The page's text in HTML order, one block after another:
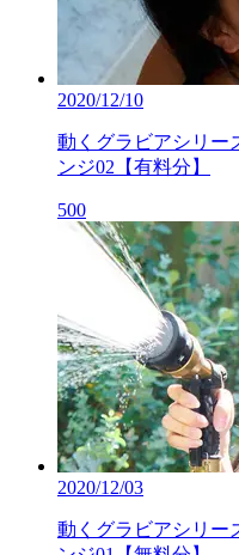
2020/12/10
動くグラビアシリー
ンジ02【有料分】
500
2020/12/03
動くグラビアシリー